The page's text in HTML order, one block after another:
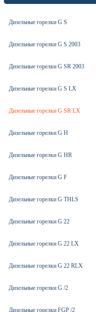
Дизельные горелки G S
Дизельные горелки G S 2003
Дизельные горелки G SR 2003
Дизельные горелки G S LX
Дизельные горелки G SR LX
Дизельные горелки G H
Дизельные горелки G HR
Дизельные горелки G F
Дизельные горелки G THLS
Дизельные горелки G 22
Дизельные горелки G 22 LX
Дизельные горелки G 22 RLX
Дизельные горелки G /2
Дизельные горелки FGP /2